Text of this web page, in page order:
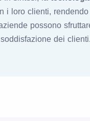
i loro clienti,
possono
dei clienti.